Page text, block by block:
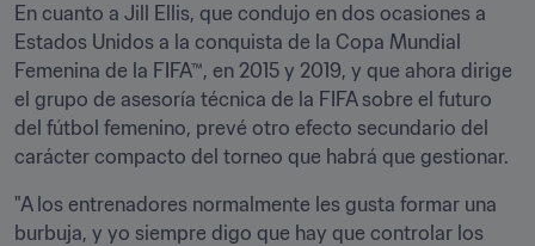
En cuanto a Jill Ellis, que condujo en dos ocasiones a
Estados Unidos a la conquista de la Copa Mundial
Femenina de la FIFA™, en 2015 y 2019, y que ahora dirige
el grupo de asesoría técnica de la FIFA sobre el futuro
del fútbol femenino, prevé otro efecto secundario del
carácter compacto del torneo que habrá que gestionar.
"A los entrenadores normalmente les gusta formar una
burbuja, y yo siempre digo que hay que controlar los